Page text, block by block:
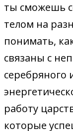
ты сможешь
телом на
понимать,
связаны с
серебряного
работу
которые